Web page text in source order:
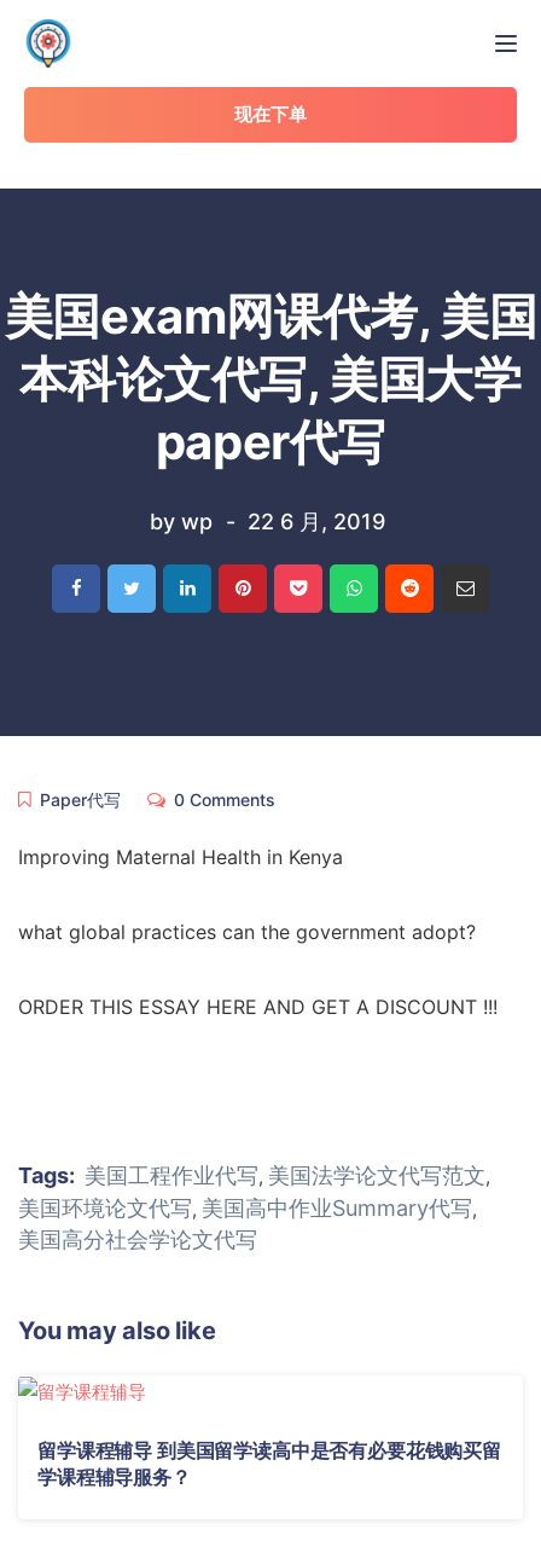
现在下单
美国exam网课代考, 美国
本科论文代写, 美国大学
paper代写
by wp 22 6 月, 2019
Paper代写 0 Comments
Improving Maternal Health in Kenya
what global practices can the government adopt?
ORDER THIS ESSAY HERE AND GET A DISCOUNT !!!
Tags: 美国工程作业代写, 美国法学论文代写范文,
美国环境论文代写, 美国高中作业Summary代写,
美国高分社会学论文代写
You may also like
留学课程辅导 到美国留学读高中是否有必要花钱购买留
学课程辅导服务？